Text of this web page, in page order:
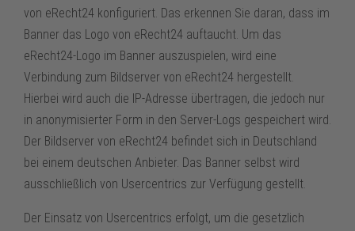
von eRecht24 konfiguriert. Das erkennen Sie daran, dass im
Banner das Logo von eRecht24 auftaucht. Um das
eRecht24-Logo im Banner auszuspielen, wird eine
Verbindung zum Bildserver von eRecht24 hergestellt.
Hierbei wird auch die IP-Adresse übertragen, die jedoch nur
in anonymisierter Form in den Server-Logs gespeichert wird.
Der Bildserver von eRecht24 befindet sich in Deutschland
bei einem deutschen Anbieter. Das Banner selbst wird
ausschließlich von Usercentrics zur Verfügung gestellt.
Der Einsatz von Usercentrics erfolgt, um die gesetzlich